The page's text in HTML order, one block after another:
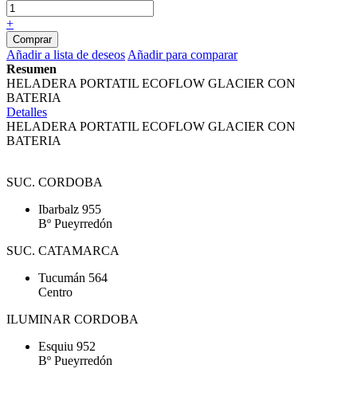
+
Comprar
Añadir a lista de deseos Añadir para comparar
Resumen
HELADERA PORTATIL ECOFLOW GLACIER CON
BATERIA
Detalles
HELADERA PORTATIL ECOFLOW GLACIER CON
BATERIA
SUC. CORDOBA
Ibarbalz 955
Bº Pueyrredón
SUC. CATAMARCA
Tucumán 564
Centro
ILUMINAR CORDOBA
Esquiu 952
Bº Pueyrredón